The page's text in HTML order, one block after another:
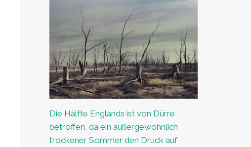
Die Hälfte Englands ist von Dürre
betroffen, da ein außergewöhnlich
trockener Sommer den Druck auf